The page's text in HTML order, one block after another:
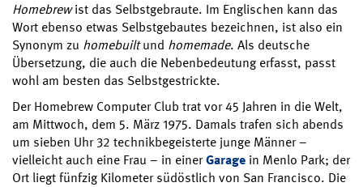
Homebrewist das Selbstgebraute. Im Englischen kann das
Wort ebenso etwas Selbstgebautes bezeichnen, ist also ein
Synonym zu homebuiltund homemade. Als deutsche
Übersetzung, die auch die Nebenbedeutung erfasst, passt
wohl am besten das Selbstgestrickte.
Der Homebrew Computer Club trat vor 45 Jahren in die Welt,
am Mittwoch, dem 5. März 1975. Damals trafen sich abends
um sieben Uhr 32 technikbegeisterte junge Männer –
vielleicht auch eine Frau – in einerGarage in Menlo Park; der
Ort liegt fünfzig Kilometer südöstlich von San Francisco. Die